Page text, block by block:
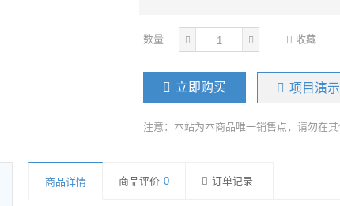
数量 收藏
立即购买 项目演示
注意：本站为本商品唯一销售点，请勿在
商品详情 商品评价 0 订单记录